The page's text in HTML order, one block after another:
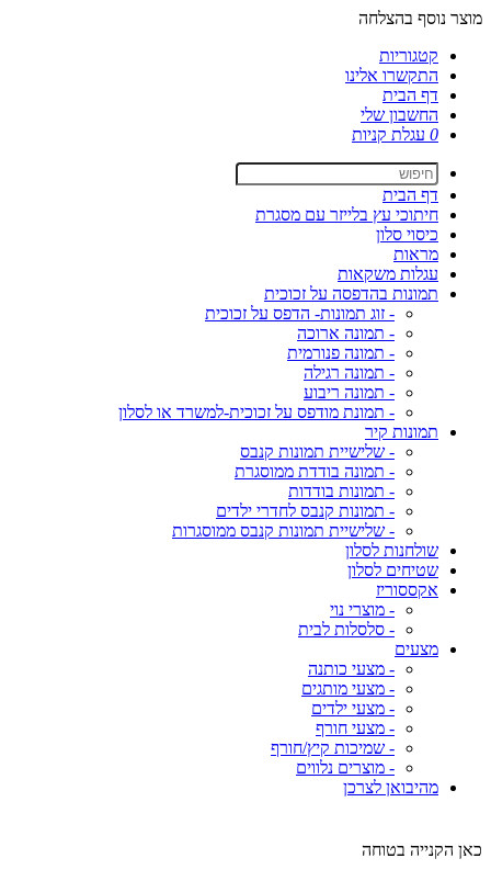
מוצר נוסף בהצלחה
קטגוריות
התקשרו אלינו
דף הבית
החשבון שלי
0 עגלת קניות
דף הבית
חיתוכי עץ בלייזר עם מסגרת
כיסוי סלון
מראות
עגלות משקאות
תמונות בהדפסה על זכוכית
- זוג תמונות- הדפס על זכוכית
- תמונה ארוכה
- תמונה פנורמית
- תמונה רגילה
- תמונה ריבוע
- תמונת מודפס על זכוכית-למשרד או לסלון
תמונות קיר
- שלישיית תמונות קנבס
- תמונה בודדת ממוסגרת
- תמונות בודדות
- תמונות קנבס לחדרי ילדים
- שלישיית תמונות קנבס ממוסגרות
שולחנות לסלון
שטיחים לסלון
אקססוריז
- מוצרי נוי
- סלסלות לבית
מצעים
- מצעי כותנה
- מצעי מותגים
- מצעי ילדים
- מצעי חורף
- שמיכות קיץ/חורף
- מוצרים נלווים
מהיבואן לצרכן
כאן הקנייה בטוחה